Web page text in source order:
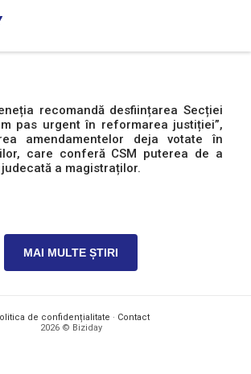
recomandă desființarea Secției
pas urgent în reformarea justiției”,
amendamentelor deja votate în
care conferă CSM puterea de a
a magistraților.
MAI MULTE ȘTIRI
de confidențialitate · Contact
2026 © Biziday